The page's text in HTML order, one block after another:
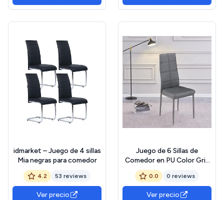
52 cm (Fondo) x 99 cm
idmarket – Juego de 4 sillas
Mia negras para comedor
4.2 53 reviews
Ver precio
Juego de 6 Sillas de
Comedor en PU Color Gris
con Patas Cromadas -
Longitud 41 x Profundidad
52 x Altura 98 cm
0.0 0 reviews
Ver precio